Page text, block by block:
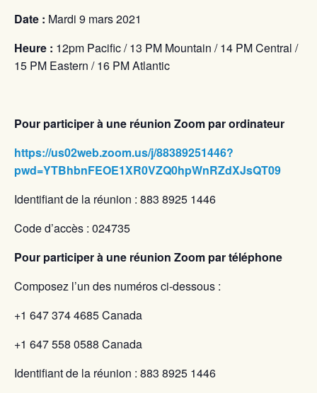
Date : Mardi 9 mars 2021
Heure : 12pm Pacific / 13 PM Mountain / 14 PM Central /
15 PM Eastern / 16 PM Atlantic
Pour participer à une réunion Zoom par ordinateur
https://us02web.zoom.us/j/88389251446?
pwd=YTBhbnFEOE1XR0VZQ0hpWnRZdXJsQT09
Identifiant de la réunion : 883 8925 1446
Code d’accès : 024735
Pour participer à une réunion Zoom par téléphone
Composez l’un des numéros ci-dessous :
+1 647 374 4685 Canada
+1 647 558 0588 Canada
Identifiant de la réunion : 883 8925 1446